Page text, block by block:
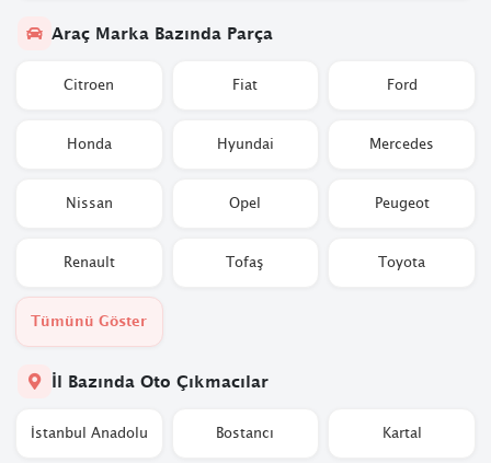
Araç Marka Bazında Parça
Citroen Fiat Ford
Honda Hyundai Mercedes
Nissan Opel Peugeot
Renault Tofaş Toyota
Tümünü Göster
İl Bazında Oto Çıkmacılar
İstanbul Anadolu Bostancı Kartal